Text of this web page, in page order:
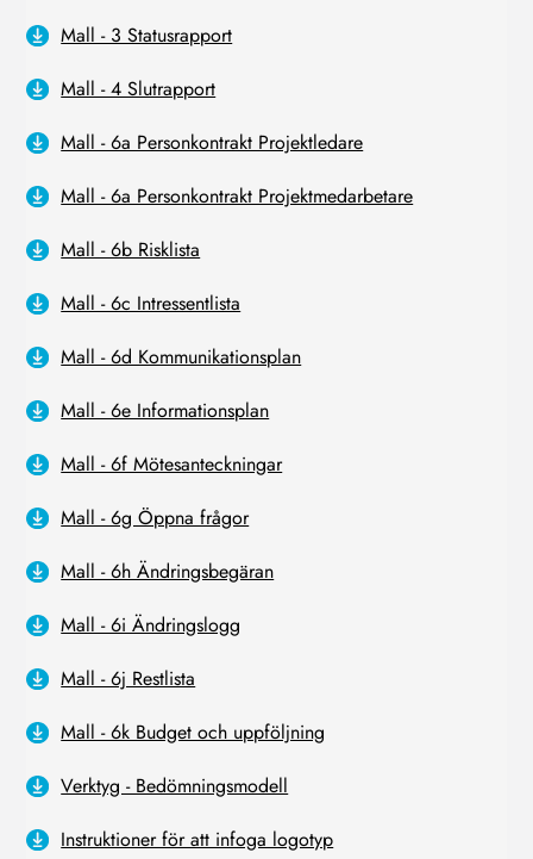
Mall - 3 Statusrapport
Mall - 4 Slutrapport
Mall - 6a Personkontrakt Projektledare
Mall - 6a Personkontrakt Projektmedarbetare
Mall - 6b Risklista
Mall - 6c Intressentlista
Mall - 6d Kommunikationsplan
Mall - 6e Informationsplan
Mall - 6f Mötesanteckningar
Mall - 6g Öppna frågor
Mall - 6h Ändringsbegäran
Mall - 6i Ändringslogg
Mall - 6j Restlista
Mall - 6k Budget och uppföljning
Verktyg - Bedömningsmodell
Instruktioner för att infoga logotyp